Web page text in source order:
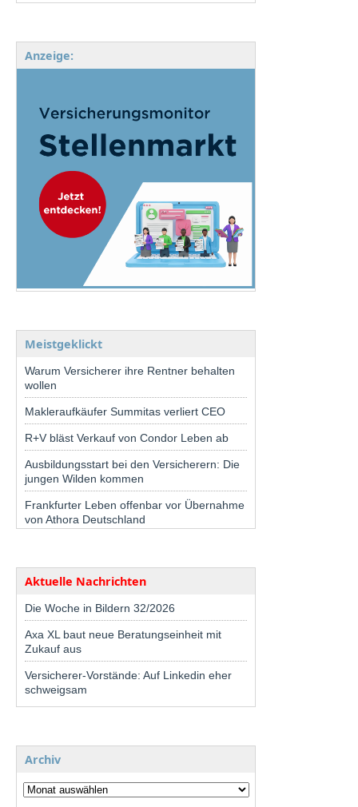
Anzeige:
Meistgeklickt
Warum Versicherer ihre Rentner behalten
wollen
Makleraufkäufer Summitas verliert CEO
R+V bläst Verkauf von Condor Leben ab
Ausbildungsstart bei den Versicherern: Die
jungen Wilden kommen
Frankfurter Leben offenbar vor Übernahme
von Athora Deutschland
Aktuelle Nachrichten
Die Woche in Bildern 32/2026
Axa XL baut neue Beratungseinheit mit
Zukauf aus
Versicherer-Vorstände: Auf Linkedin eher
schweigsam
Archiv